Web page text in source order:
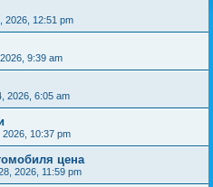
2026, 12:51 pm
9:39 am
2026, 6:05 am
2026, 10:37 pm
цена
2026, 11:59 pm